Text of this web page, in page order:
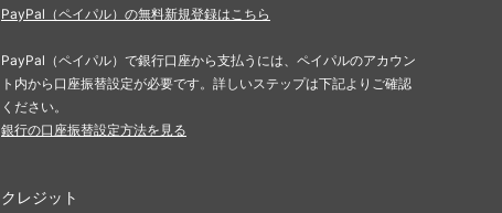
PayPal（ペイパル）の無料新規登録はこちら
PayPal（ペイパル）で銀行口座から支払うには、ペイパルのアカウン
ト内から口座振替設定が必要です。詳しいステップは下記よりご確認
ください。
銀行の口座振替設定方法を見る
クレジット